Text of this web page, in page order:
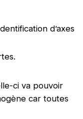
d’axes
ci va pouvoir
car toutes